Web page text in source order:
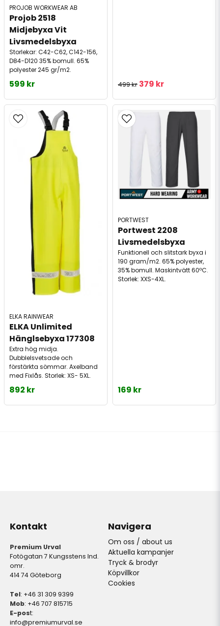
PROJOB WORKWEAR AB
Projob 2518
Midjebyxa Vit
Livsmedelsbyxa
Storlekar: C42-C62, C142-156,
D84-D120 35% bomull. 65%
polyester 245 gr/m2.
599 kr 499 kr 379 kr
ELKA RAINWEAR
ELKA Unlimited
Hänglsebyxa 177308
Extra hög midja.
Dubblelsvetsade och
förstärkta sömmar. Axelband
med Fixlås. Storlek: XS- 5XL.
892 kr
PORTWEST
Portwest 2208
Livsmedelsbyxa
Funktionell och slitstark byxa i
190 gram/m2. 65% polyester,
35% bomull. Maskintvätt 60ºC.
Storlek: XXS-4XL.
169 kr
Kontakt
Premium Urval
Fotögatan 7 Kungsstens Ind.
omr.
414 74 Göteborg
Tel: +46 31 309 9399
Mob: +46 707 815715
E-post:
info@premiumurval.se
Navigera
Om oss / about us
Aktuella kampanjer
Tryck & brodyr
Köpvillkor
Cookies